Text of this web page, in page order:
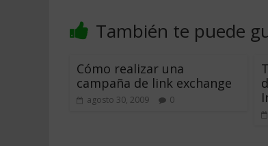
También te puede
Cómo realizar una
campaña de link exchange
agosto 30, 2009 0